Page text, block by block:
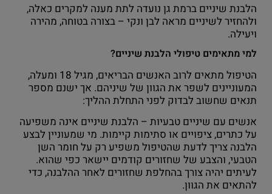
הלבנת שיניים ברמת גן נועדה לתת מענה למקרים כאלה,
ולהחזיר לשיניים מראה לבן ונקי – בצורה בטוחה, מהירה
ויעילה.
למי מתאימים טיפולי הלבנת שיניים?
הטיפול מתאים לרוב האנשים הבריאים, מגיל 18 ומעלה,
המעוניינים לשפר את הגוון של שיניהם. אך ישנם מספר
תנאים שחשוב לבדוק לפני התחלת ההליך:
אנשים עם שיניים טבעיות – הלבנת שיניים אינה משפיעה
על כתרים, ציפויים או סתימות קיימות. מי שמעוניין לבצע
הלבנה צריך לדעת שהטיפול משפיע רק על חומר השן
הטבעי, והצבע של שחזורים קודמים יישאר כפי שהוא.
לעיתים יהיה צורך בהחלפת שחזורים לאחר ההלבנה, כדי
להתאים את הגוון.